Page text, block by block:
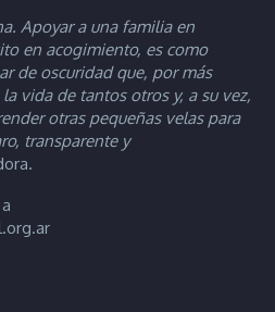
Apoyar a una familia en
en acogimiento, es como
de oscuridad que, por más
vida de tantos otros y, a su vez,
otras pequeñas velas para
transparente y